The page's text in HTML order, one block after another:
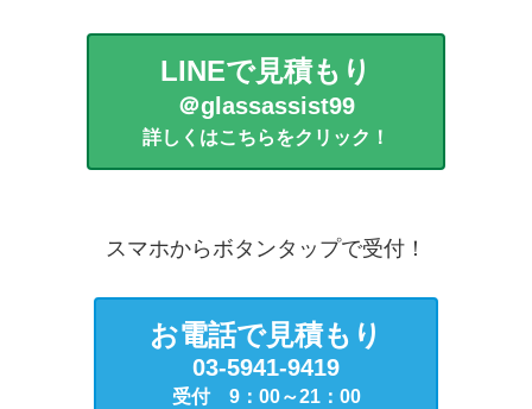
LINEで見積もり
＠glassassist99
詳しくはこちらをクリック！
スマホからボタンタップで受付！
お電話で見積もり
03-5941-9419
受付 9：00～21：00